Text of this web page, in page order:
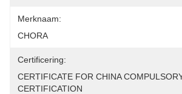
Merknaam:
CHORA
Certificering:
CERTIFICATE FOR CHINA
CERTIFICATION